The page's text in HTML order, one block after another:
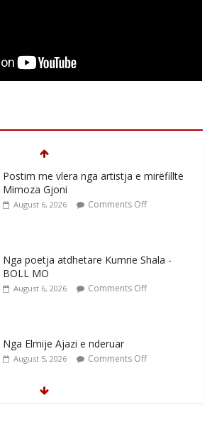
Postim me vlera nga artistja e mirëfilltë
Mimoza Gjoni
August 6, 2026 Comments Off
Nga poetja atdhetare Kumrie Shala -
BOLL MO
August 6, 2026 Comments Off
Nga Elmije Ajazi e nderuar
August 5, 2026 Comments Off